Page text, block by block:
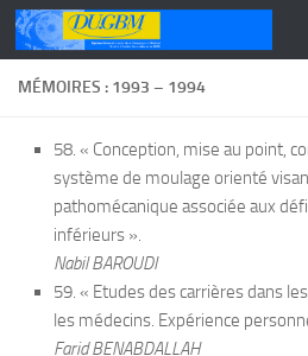
Skip to content
MÉMOIRES : 1993 – 1994
58. « Conception, mise au point,
système de moulage orienté
pathomécanique associée aux
inférieurs ».
Nabil BAROUDI
59. « Etudes des carrières dans
les médecins. Expérience
Farid BENABDALLAH